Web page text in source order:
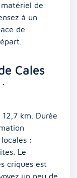
de
à un
de
Cales
km. Durée
;
Le
criques est
un peu de